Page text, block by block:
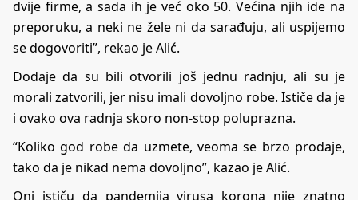
dvije firme, a sada ih je već oko 50. Većina njih ide na
preporuku, a neki ne žele ni da sarađuju, ali uspijemo
se dogovoriti”, rekao je Alić.
Dodaje da su bili otvorili još jednu radnju, ali su je
morali zatvorili, jer nisu imali dovoljno robe. Ističe da je
i ovako ova radnja skoro non-stop poluprazna.
“Koliko god robe da uzmete, veoma se brzo prodaje,
tako da je nikad nema dovoljno”, kazao je Alić.
Oni ističu da pandemija virusa korona nije znatno